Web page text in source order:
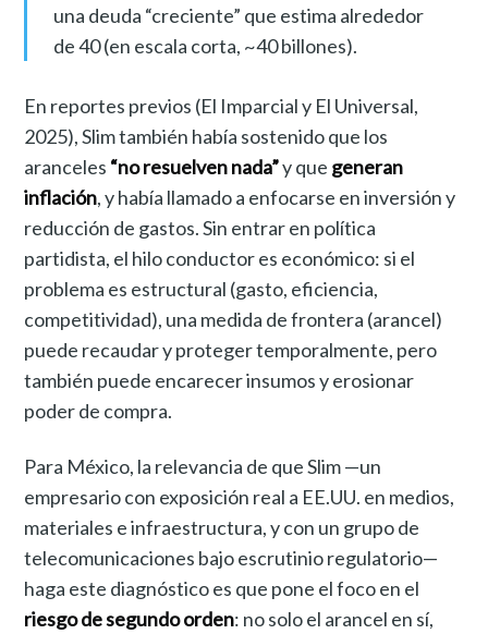
una deuda “creciente” que estima alrededor
de 40 (en escala corta, ~40 billones).
En reportes previos (El Imparcial y El Universal,
2025), Slim también había sostenido que los
aranceles “no resuelven nada”y que generan
inflación, y había llamado a enfocarse en inversión y
reducción de gastos. Sin entrar en política
partidista, el hilo conductor es económico: si el
problema es estructural (gasto, eficiencia,
competitividad), una medida de frontera (arancel)
puede recaudar y proteger temporalmente, pero
también puede encarecer insumos y erosionar
poder de compra.
Para México, la relevancia de que Slim —un
empresario con exposición real a EE.UU. en medios,
materiales e infraestructura, y con un grupo de
telecomunicaciones bajo escrutinio regulatorio—
haga este diagnóstico es que pone el foco en el
riesgo de segundo orden: no solo el arancel en sí,